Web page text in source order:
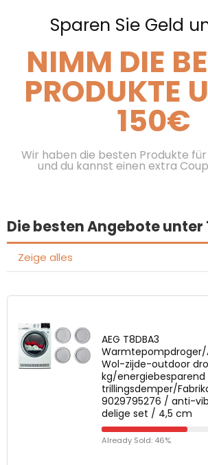
Sparen Sie Geld
NIMM DIE
PRODUKTE
150€
Wir haben die besten Produkte
und du kannst einen extra
Die besten Angebote unter
Zeige alles
AEG T8DBA3
Warmtepompdroger/
Wol-zijde-outdoor
kg/energiebesparend
trillingsdemper/
9029795276 / anti-
delige set / 4,5 cm
Already Sold: 46%